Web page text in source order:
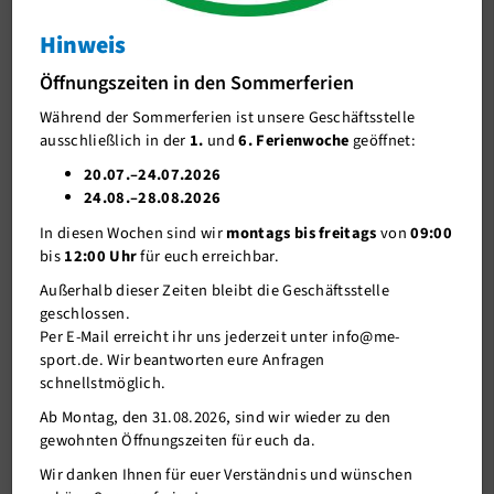
Ganzkörper Homeworkout mit Basti
Ganzkörper Homeworkout mit Basti
25.03.2020
J-Team
Stellenangebote
Förderverein me-sport e.V.
Mitgliederservice
Verantwortung
Hinweis
Öffnungszeiten in den Sommerferien
Während der Sommerferien ist unsere Geschäftsstelle
ausschließlich in der 1. und6. Ferienwochegeöffnet:
20.07.–24.07.2026
24.08.–28.08.2026
In diesen Wochen sind wirmontags bis freitagsvon09:00
bis12:00 Uhrfür euch erreichbar.
Außerhalb dieser Zeiten bleibt die Geschäftsstelle
geschlossen.
Per E-Mail erreicht ihr uns jederzeit unter info@me-
sport.de. Wir beantworten eure Anfragen
schnellstmöglich.
Ab Montag, den 31.08.2026, sind wir wieder zu den
gewohnten Öffnungszeiten für euch da.
Wir danken Ihnen für euer Verständnis und wünschen